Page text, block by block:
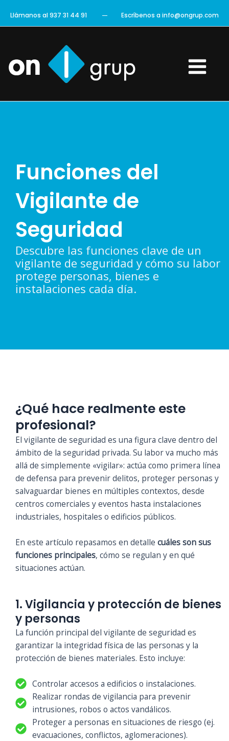
Llámanos al 937 31 44 91 Escríbenos a info@ongrup.com
Menu
Funciones del
Vigilante de
Seguridad
Descubre las funciones clave de un
vigilante de seguridad y cómo su labor
protege personas, bienes e
instalaciones cada día.
¿Qué hace realmente este
profesional?
El vigilante de seguridad es una figura clave dentro del
ámbito de la seguridad privada. Su labor va mucho más
allá de simplemente «vigilar»: actúa como primera línea
de defensa para prevenir delitos, proteger personas y
salvaguardar bienes en múltiples contextos, desde
centros comerciales y eventos hasta instalaciones
industriales, hospitales o edificios públicos.
En este artículo repasamos en detalle cuáles son sus
funciones principales, cómo se regulan y en qué
situaciones actúan.
1. Vigilancia y protección de bienes
y personas
La función principal del vigilante de seguridad es
garantizar la integridad física de las personas y la
protección de bienes materiales. Esto incluye:
Controlar accesos a edificios o instalaciones.
Realizar rondas de vigilancia para prevenir
intrusiones, robos o actos vandálicos.
Proteger a personas en situaciones de riesgo (ej.
evacuaciones, conflictos, aglomeraciones).